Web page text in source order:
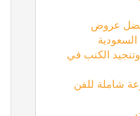
عروض
الكنب في
شاملة للفن